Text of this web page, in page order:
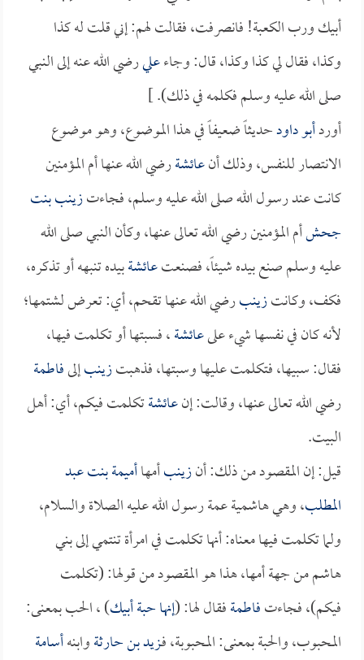
أبيك ورب الكعبة! فانصرفت، فقالت لهم: إني قلت له كذا
وكذا، فقال لي كذا وكذا، قال: وجاءعليرضي الله عنه إلى النبي
صلى الله عليه وسلم فكلمه في ذلك). ]
أوردأبو داودحديثاً ضعيفاً في هذا الموضوع، وهو موضوع
الانتصار للنفس، وذلك أنعائشةرضي الله عنها أم المؤمنين
كانت عند رسول الله صلى الله عليه وسلم، فجاءتزينب بنت
جحشأم المؤمنين رضي الله تعالى عنها، وكأن النبي صلى الله
عليه وسلم صنع بيده شيئاً، فصنعتعائشةبيده تنبهه أو تذكره،
فكف، وكانتزينبرضي الله عنها تقحم، أي: تعرض لشتمها؛
لأنه كان في نفسها شيء علىعائشة، فسبتها أو تكلمت فيها،
فقال: سبيها، فتكلمت عليها وسبتها، فذهبتزينبإلىفاطمة
رضي الله تعالى عنها، وقالت: إنعائشةتكلمت فيكم، أي: أهل
البيت.
قيل: إن المقصود من ذلك: أنزينبأمهاأميمة بنت عبد
المطلب، وهي هاشمية عمة رسول الله عليه الصلاة والسلام،
ولما تكلمت فيها معناه: أنها تكلمت في امرأة تنتمي إلى بني
هاشم من جهة أمها، هذا هو المقصود من قولها: (تكلمت
فيكم)، فجاءتفاطمةفقال لها: (إنها حبة أبيك) ، الحب بمعنى:
المحبوب، والحبة بمعنى: المحبوبة، فـزيد بن حارثةوابنهأسامة